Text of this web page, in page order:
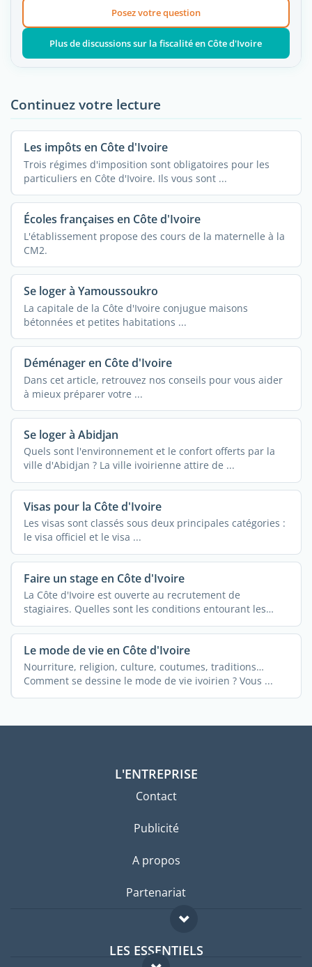
Posez votre question
Plus de discussions sur la fiscalité en Côte d'Ivoire
Continuez votre lecture
Les impôts en Côte d'Ivoire
Trois régimes d'imposition sont obligatoires pour les
particuliers en Côte d'Ivoire. Ils vous sont ...
Écoles françaises en Côte d'Ivoire
L'établissement propose des cours de la maternelle à la
CM2.
Se loger à Yamoussoukro
La capitale de la Côte d'Ivoire conjugue maisons
bétonnées et petites habitations ...
Déménager en Côte d'Ivoire
Dans cet article, retrouvez nos conseils pour vous aider
à mieux préparer votre ...
Se loger à Abidjan
Quels sont l'environnement et le confort offerts par la
ville d'Abidjan ? La ville ivoirienne attire de ...
Visas pour la Côte d'Ivoire
Les visas sont classés sous deux principales catégories :
le visa officiel et le visa ...
Faire un stage en Côte d'Ivoire
La Côte d'Ivoire est ouverte au recrutement de
stagiaires. Quelles sont les conditions entourant les
stages ...
Le mode de vie en Côte d'Ivoire
Nourriture, religion, culture, coutumes, traditions…
Comment se dessine le mode de vie ivoirien ? Vous ...
L'ENTREPRISE
Contact
Publicité
A propos
Partenariat
LES ESSENTIELS